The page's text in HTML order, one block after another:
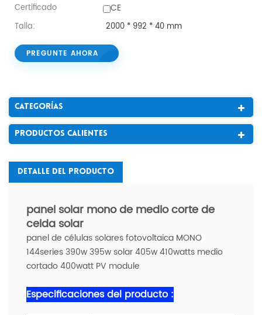
Certificado
CE
Talla: 2000 * 992 * 40 mm
PREGUNTE AHORA
Categorías
Productos Calientes
Detalle Del Producto
panel solar mono de medio corte de
celda solar
panel de células solares fotovoltaica MONO
144series 390w 395w solar 405w 410watts medio
cortado 400watt PV module
Especificaciones del producto :